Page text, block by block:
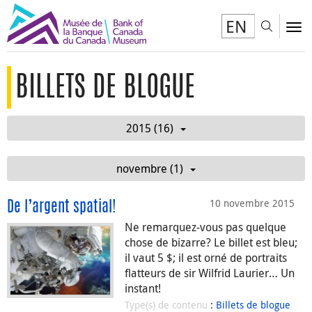
EN
BILLETS DE BLOGUE
2015 (16)
novembre (1)
10 novembre 2015
De l’argent spatial!
Ne remarquez-vous pas quelque
chose de bizarre? Le billet est bleu;
il vaut 5 $; il est orné de portraits
flatteurs de sir Wilfrid Laurier… Un
instant!
Type(s) de contenu : Billets de blogue